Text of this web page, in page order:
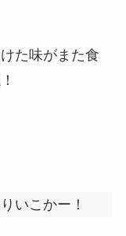
た味がまた食
いこかー！